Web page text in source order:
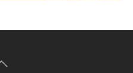
Back